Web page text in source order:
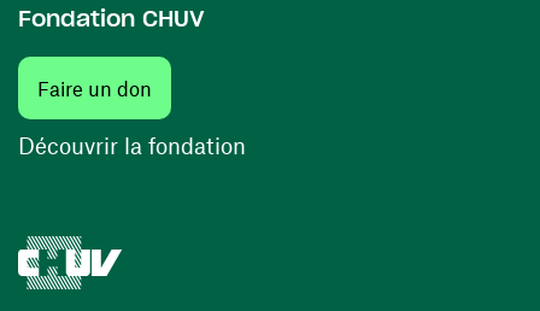
Fondation CHUV
Faire un don
Découvrir la fondation